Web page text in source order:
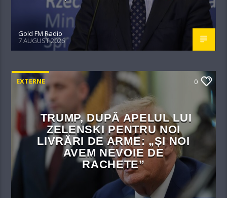
Gold FM Radio
7 AUGUST 2026
EXTERNE 0
TRUMP, DUPĂ APELUL LUI
ZELENSKI PENTRU NOI
LIVRĂRI DE ARME: „ȘI NOI
AVEM NEVOIE DE
RACHETE”